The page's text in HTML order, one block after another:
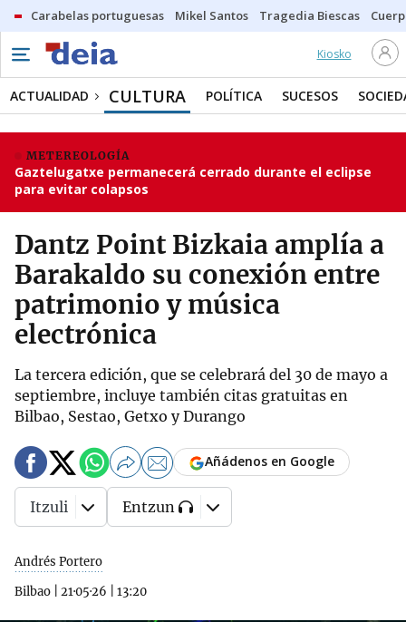
Carabelas portuguesas Mikel Santos Tragedia Biescas
Kiosko
ACTUALIDAD CULTURA POLÍTICA SUCESOS
METEREOLOGÍA
Gaztelugatxe permanecerá cerrado durante el eclipse
para evitar colapsos
Dantz Point Bizkaia amplía a
Barakaldo su conexión entre
patrimonio y música
electrónica
La tercera edición, que se celebrará del 30 de mayo a
septiembre, incluye también citas gratuitas en
Bilbao, Sestao, Getxo y Durango
Andrés Portero
Bilbao
21·05·26 13:20
Añádenos en Google
Itzuli Entzun